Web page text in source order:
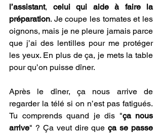
l’assistant, celui qui aide à faire la
préparation. Je coupe les tomates et les
oignons, mais je ne pleure jamais parce
que j’ai des lentilles pour me protéger
les yeux. En plus de ça, je mets la table
pour qu’on puisse dîner.
Après le dîner, ça nous arrive de
regarder la télé si on n’est pas fatigués.
Tu comprends quand je dis "ça nous
arrive" ? Ça veut dire que ça se passe